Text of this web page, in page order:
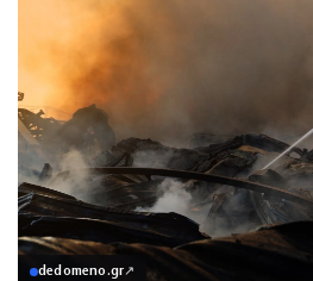
dedomeno.gr↗